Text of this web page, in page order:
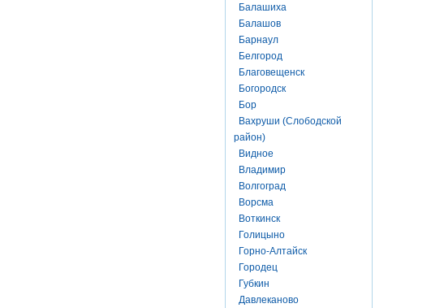
Балашиха
Балашов
Барнаул
Белгород
Благовещенск
Богородск
Бор
Вахруши (Слободской
район)
Видное
Владимир
Волгоград
Ворсма
Воткинск
Голицыно
Горно-Алтайск
Городец
Губкин
Давлеканово